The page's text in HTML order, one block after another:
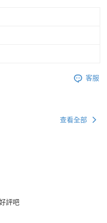
客服
查看全部
評吧